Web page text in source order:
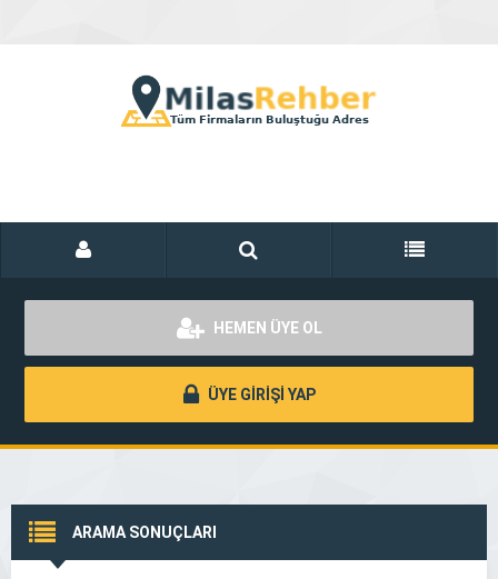
HEMEN ÜYE OL
ÜYE GİRİŞİ YAP
ARAMA SONUÇLARI